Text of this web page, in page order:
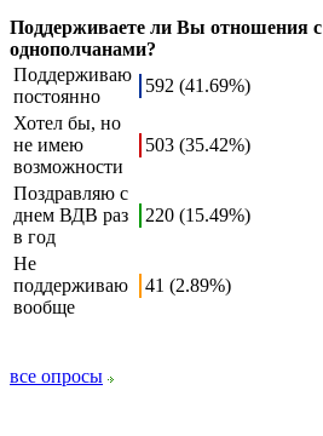
Поддерживаете ли Вы отношения с
однополчанами?
Поддерживаю
постоянно
592 (41.69%)
Хотел бы, но
не имею
возможности
503 (35.42%)
Поздравляю с
днем ВДВ раз
в год
220 (15.49%)
Не
поддерживаю
вообще
41 (2.89%)
все опросы